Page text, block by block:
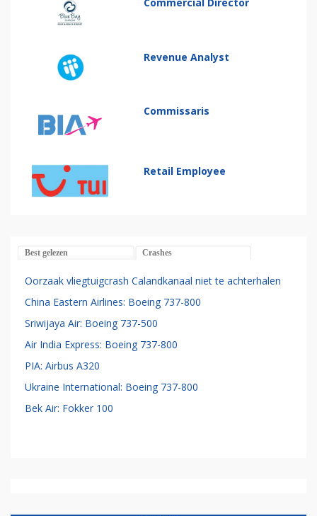
Revenue Analyst
Commissaris
Retail Employee
Best gelezen Crashes
Oorzaak vliegtuigcrash Calandkanaal niet te achterhalen
China Eastern Airlines: Boeing 737-800
Sriwijaya Air: Boeing 737-500
Air India Express: Boeing 737-800
PIA: Airbus A320
Ukraine International: Boeing 737-800
Bek Air: Fokker 100